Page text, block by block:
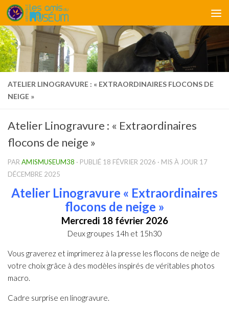
Skip to content
ATELIER LINOGRAVURE : « EXTRAORDINAIRES FLOCONS DE
NEIGE »
Atelier Linogravure : « Extraordinaires
flocons de neige »
PAR AMISMUSEUM38 · PUBLIÉ 18 FÉVRIER 2026 · MIS À JOUR 17
DÉCEMBRE 2025
Atelier Linogravure « Extraordinaires
flocons de neige »
Mercredi 18 février 2026
Deux groupes 14h et 15h30
Vous graverez et imprimerez à la presse les flocons de neige de
votre choix grâce à des modèles inspirés de véritables photos
macro.
Cadre surprise en linogravure.